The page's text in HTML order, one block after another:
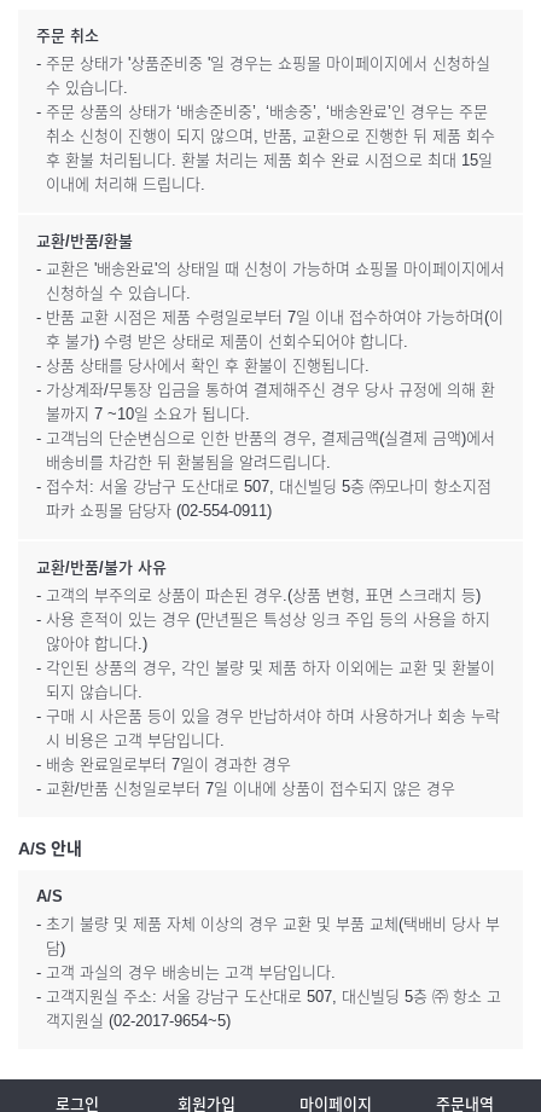
주문 취소
- 주문 상태가 '상품준비중 '일 경우는 쇼핑몰 마이페이지에서 신청하실
수 있습니다.
- 주문 상품의 상태가 ‘배송준비중’, ‘배송중’, ‘배송완료’인 경우는 주문
취소 신청이 진행이 되지 않으며, 반품, 교환으로 진행한 뒤 제품 회수
후 환불 처리됩니다. 환불 처리는 제품 회수 완료 시점으로 최대 15일
이내에 처리해 드립니다.
교환/반품/환불
- 교환은 '배송완료'의 상태일 때 신청이 가능하며 쇼핑몰 마이페이지에서
신청하실 수 있습니다.
- 반품 교환 시점은 제품 수령일로부터 7일 이내 접수하여야 가능하며(이
후 불가) 수령 받은 상태로 제품이 선회수되어야 합니다.
- 상품 상태를 당사에서 확인 후 환불이 진행됩니다.
- 가상계좌/무통장 입금을 통하여 결제해주신 경우 당사 규정에 의해 환
불까지 7 ~10일 소요가 됩니다.
- 고객님의 단순변심으로 인한 반품의 경우, 결제금액(실결제 금액)에서
배송비를 차감한 뒤 환불됨을 알려드립니다.
- 접수처: 서울 강남구 도산대로 507, 대신빌딩 5층 ㈜모나미 항소지점
파카 쇼핑몰 담당자 (02-554-0911)
교환/반품/불가 사유
- 고객의 부주의로 상품이 파손된 경우.(상품 변형, 표면 스크래치 등)
- 사용 흔적이 있는 경우 (만년필은 특성상 잉크 주입 등의 사용을 하지
않아야 합니다.)
- 각인된 상품의 경우, 각인 불량 및 제품 하자 이외에는 교환 및 환불이
되지 않습니다.
- 구매 시 사은품 등이 있을 경우 반납하셔야 하며 사용하거나 회송 누락
시 비용은 고객 부담입니다.
- 배송 완료일로부터 7일이 경과한 경우
- 교환/반품 신청일로부터 7일 이내에 상품이 접수되지 않은 경우
A/S 안내
A/S
- 초기 불량 및 제품 자체 이상의 경우 교환 및 부품 교체(택배비 당사 부
담)
- 고객 과실의 경우 배송비는 고객 부담입니다.
- 고객지원실 주소: 서울 강남구 도산대로 507, 대신빌딩 5층 ㈜ 항소 고
객지원실 (02-2017-9654~5)
로그인 회원가입 마이페이지 주문내역